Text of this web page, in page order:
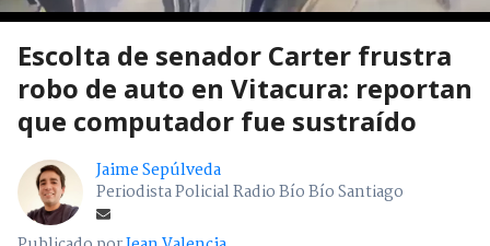
Escolta de senador Carter frustra
robo de auto en Vitacura: reportan
que computador fue sustraído
Jaime Sepúlveda
Periodista Policial Radio Bío Bío Santiago